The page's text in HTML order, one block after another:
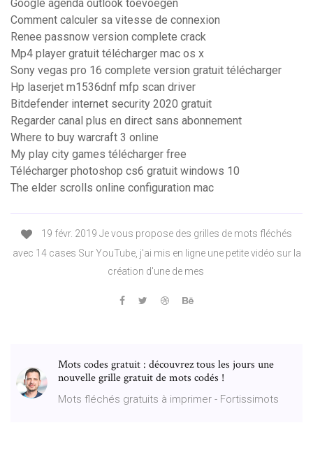
Google agenda outlook toevoegen
Comment calculer sa vitesse de connexion
Renee passnow version complete crack
Mp4 player gratuit télécharger mac os x
Sony vegas pro 16 complete version gratuit télécharger
Hp laserjet m1536dnf mfp scan driver
Bitdefender internet security 2020 gratuit
Regarder canal plus en direct sans abonnement
Where to buy warcraft 3 online
My play city games télécharger free
Télécharger photoshop cs6 gratuit windows 10
The elder scrolls online configuration mac
19 févr. 2019 Je vous propose des grilles de mots fléchés
avec 14 cases Sur YouTube, j'ai mis en ligne une petite vidéo sur la
création d'une de mes
Mots codes gratuit : découvrez tous les jours une
nouvelle grille gratuit de mots codés !
Mots fléchés gratuits à imprimer - Fortissimots